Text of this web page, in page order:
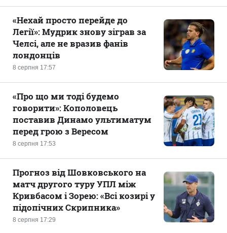
8 серпня 17:57
«Нехай просто перейде до
Легії»: Мудрик знову зіграв за
Челсі, але не вразив фанів
лондонців
8 серпня 17:53
«Про що ми тоді будемо
говорити»: Кополовець
поставив Динамо ультиматум
перед грою з Вересом
8 серпня 17:29
Прогноз від Шовковського на
матч другого туру УПЛ між
Кривбасом і Зорею: «Всі козирі у
підопічних Скрипника»